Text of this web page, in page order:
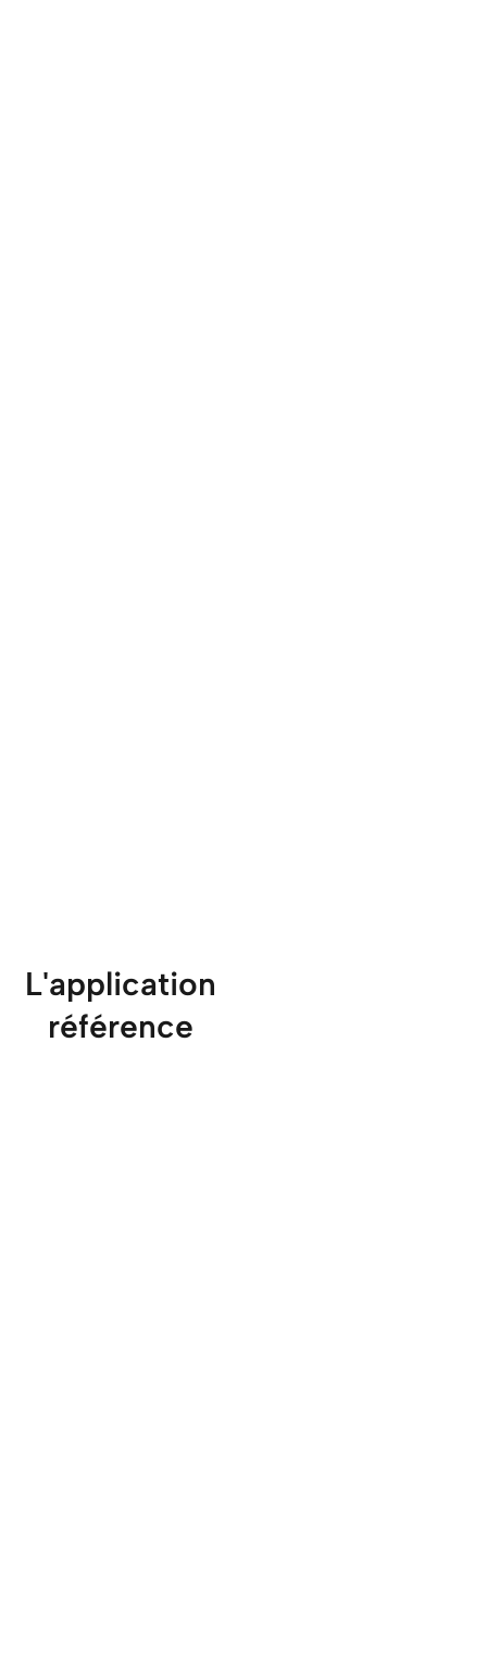
L'application
référence